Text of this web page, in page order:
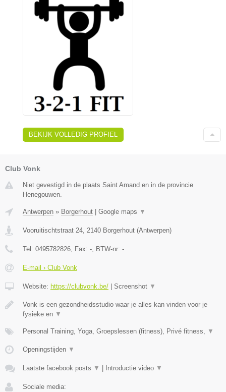
BEKIJK VOLLEDIG PROFIEL
Club Vonk
Niet gevestigd in de plaats Saint Amand en in de provincie
Henegouwen.
Antwerpen » Borgerhout | Google maps ▼
Vooruitischtstraat 24 2140 Borgerhout (Antwerpen)
Tel: 0495782826 , Fax: - , BTW-nr: -
E-mail › Club Vonk
Website: https://clubvonk.be/ | Screenshot ▼
Vonk is een gezondheidsstudio waar je alles kan vinden voor je
fysieke en ▼
Personal Training, Yoga, Groepslessen (fitness), Privé fitness, ▼
Openingstijden ▼
Laatste facebook posts ▼ | Introductie video ▼
Sociale media: